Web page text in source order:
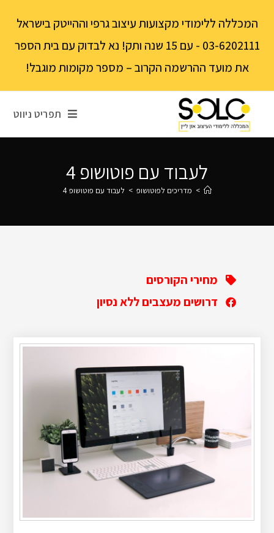
המכללה ללימודי מקצועות עיצוב גרפי וההייטק בישראל
03-6202111 - עם 15 שנה ותק! נא לבדוק עם בית הספר
את מועד ההרשמה הקרוב – מספר מקומות מוגבל!
תפריט ניווט
לעבוד עם פוטושופ 4
> מדריכים לפוטושופ > לעבוד עם פוטושופ 4
מחירי הקורסים
דרושים מעצבים ללא נסיון